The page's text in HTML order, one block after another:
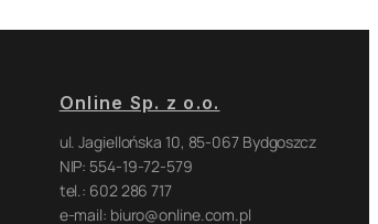
Online Sp. z o.o.
ul. Jagiellońska 10, 85-067 Bydgoszcz
NIP: 554-19-72-579
tel.: 602 286 717
e-mail: biuro@online.com.pl